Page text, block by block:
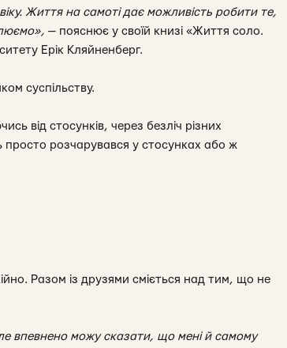
Життя на самоті дає можливість робити те,
— пояснює у своїй книзі «Життя соло.
Ерік Кляйненберг.
суспільству.
від стосунків, через безліч різних
просто розчарувався у стосунках або ж
Разом із друзями сміється над тим, що не
впевнено можу сказати, що мені й самому